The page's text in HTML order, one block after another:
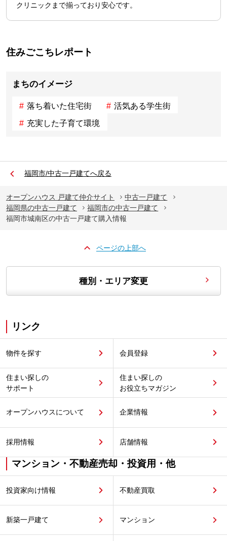
クリニックまで揃っており安心です。
住みごこちレポート
まちのイメージ
落ち着いた住宅街
活気ある学生街
充実した子育て環境
福岡市/中古一戸建てへ戻る
オープンハウス 戸建て仲介サイト
中古一戸建て
福岡県の中古一戸建て
福岡市の中古一戸建て
福岡市城南区の中古一戸建て購入情報
ページの上部へ
種別・エリア変更
リンク
物件を探す 会員登録
住まい探しの
サポート
住まい探しの
お役立ちマガジン
オープンハウスについて 企業情報
採用情報 店舗情報
マンション・不動産売却・投資用・他
投資家向け情報 不動産買取
新築一戸建て マンション